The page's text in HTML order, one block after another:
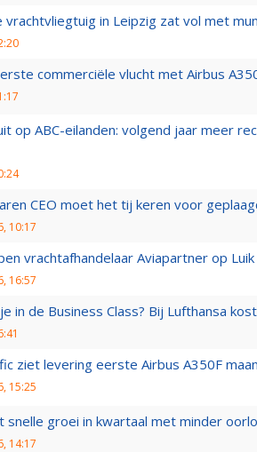
vrachtvliegtuig in Leipzig zat vol met
commerciële vlucht met Airbus
op ABC-eilanden: volgend jaar meer
CEO moet het tij keren voor
10:17
vrachtafhandelaar Aviapartner op
16:57
in de Business Class? Bij Lufthansa
ziet levering eerste Airbus A350F
15:25
snelle groei in kwartaal met minder
14:17